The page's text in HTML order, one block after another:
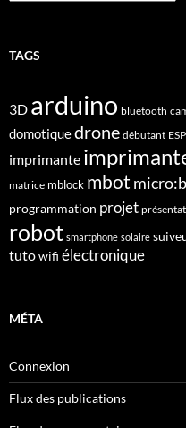
TAGS
3D arduino bluetooth
domotiquedrone débutant
imprimante
matrice mblock mbot
programmation projet
robot smartphone solaire
tutowifi électronique
MÉTA
Connexion
Flux des publications